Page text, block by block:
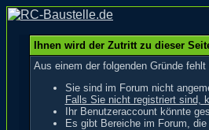
Ihnen wird der Zutritt zu dieser
Aus einem der folgenden Gründe
Sie sind im Forum nicht
Falls Sie nicht registriert sind,
Ihr Benutzeraccount könnte
Es gibt Bereiche im Forum,